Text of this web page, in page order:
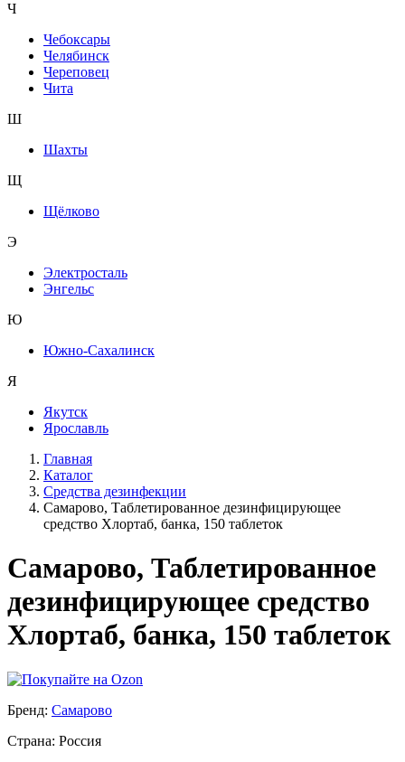
Ч
Чебоксары
Челябинск
Череповец
Чита
Ш
Шахты
Щ
Щёлково
Э
Электросталь
Энгельс
Ю
Южно-Сахалинск
Я
Якутск
Ярославль
Главная
Каталог
Средства дезинфекции
Самарово, Таблетированное дезинфицирующее
средство Хлортаб, банка, 150 таблеток
Самарово, Таблетированное
дезинфицирующее средство
Хлортаб, банка, 150 таблеток
Бренд: Самарово
Страна: Россия